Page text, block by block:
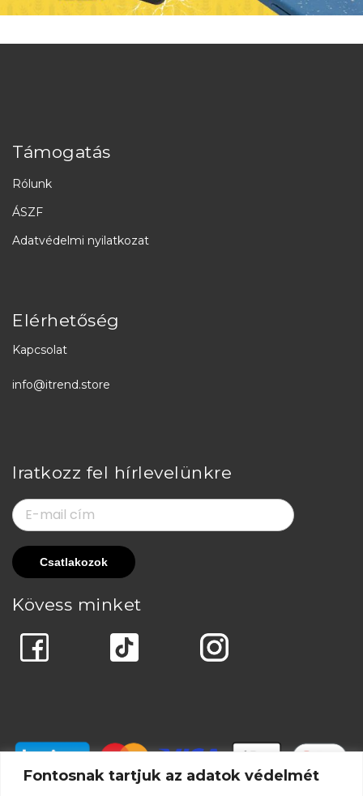
Fontosnak tartjuk az adatok védelmét
Támogatás
Rólunk
ÁSZF
Adatvédelmi nyilatkozat
Elérhetőség
Kapcsolat
info@itrend.store
Iratkozz fel hírlevelünkre
Kövess minket